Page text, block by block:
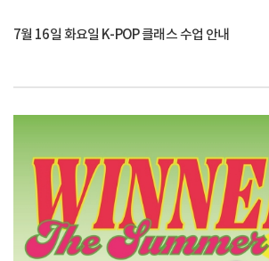
7월 16일 화요일 K-POP 클래스 수업 안내